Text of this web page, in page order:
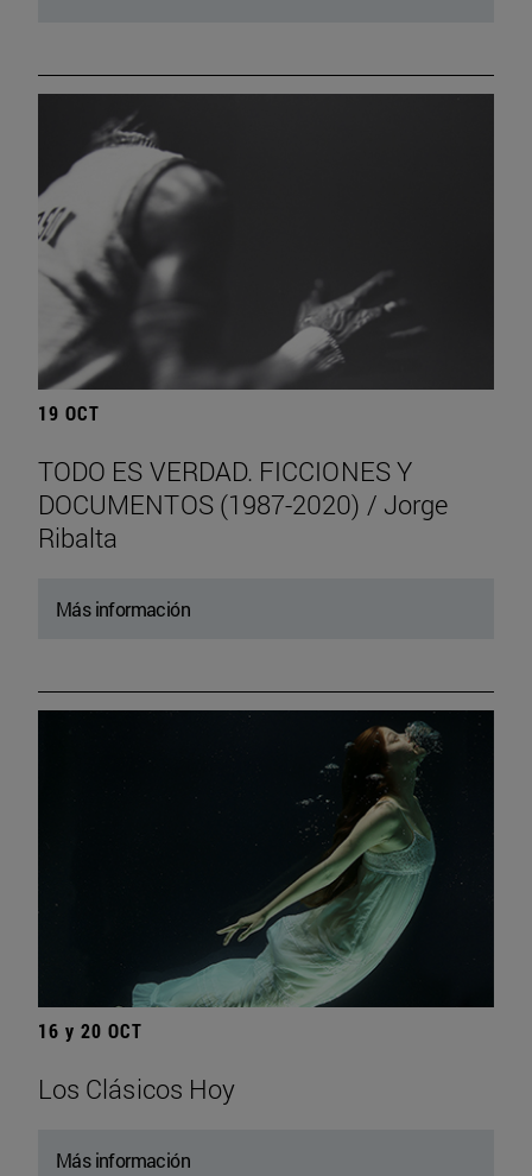
19 OCT
TODO ES VERDAD. FICCIONES Y
DOCUMENTOS (1987-2020) / Jorge
Ribalta
Más información
16 y 20 OCT
Los Clásicos Hoy
Más información